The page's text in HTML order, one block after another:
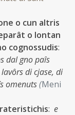
o cun altris
o lontan
cognossudis:
dal gno paîs
di cjase, di
omenuts(Meni
: e